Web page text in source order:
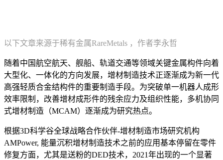
以下文章来源于稀有金属RareMetals ，作者李永哲
随着中国航空航天、舰船、轨道交通等领域关键金属构件向着
大型化、一体化的方向发展，增材制造技术正逐渐成为新一代
高强轻质合金结构件的重要制造手段。为突破单一机器人成形
效率限制，改善增材成形件的残余应力及组织性能，多机协同
式增材制造（MCAM）逐渐成为研究热点。
根据3D科学谷全球战略合作伙伴-增材制造市场研究机构
AMPower, 能量沉积增材制造技术之前的应用基本停留在零件
修复方面，尤其是送粉的DED技术，2021年出现的一个显著